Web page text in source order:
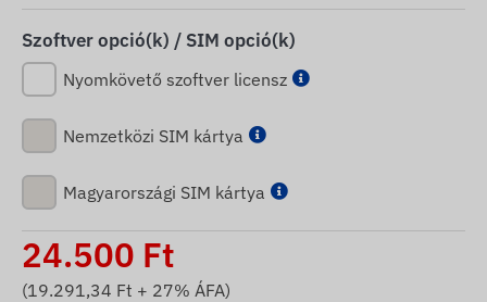
Szoftver opció(k) / SIM opció(k)
Nyomkövető szoftver licensz
Nemzetközi SIM kártya
Magyarországi SIM kártya
24.500 Ft
(19.291,34 Ft + 27% ÁFA)